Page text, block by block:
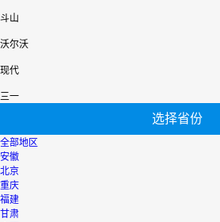
斗山
沃尔沃
现代
三一
选择省份
全部地区
安徽
北京
重庆
福建
甘肃